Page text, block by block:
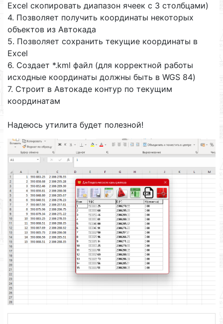
Excel скопировать диапазон ячеек с 3 столбцами)
4. Позволяет получить координаты некоторых
объектов из Автокада
5. Позволяет сохранить текущие координаты в
Excel
6. Создает *.kml файл (для корректной работы
исходные координаты должны быть в WGS 84)
7. Строит в Автокаде контур по текущим
координатам
Надеюсь утилита будет полезной!